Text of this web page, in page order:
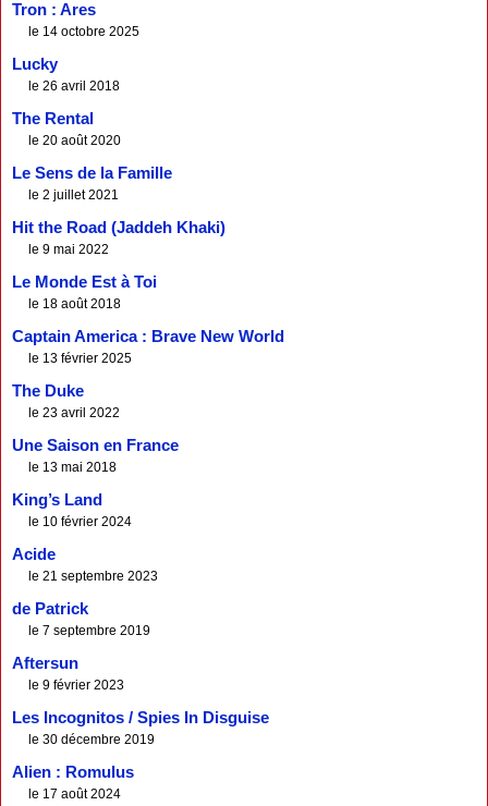
Tron : Ares
le 14 octobre 2025
Lucky
le 26 avril 2018
The Rental
le 20 août 2020
Le Sens de la Famille
le 2 juillet 2021
Hit the Road (Jaddeh Khaki)
le 9 mai 2022
Le Monde Est à Toi
le 18 août 2018
Captain America : Brave New World
le 13 février 2025
The Duke
le 23 avril 2022
Une Saison en France
le 13 mai 2018
King’s Land
le 10 février 2024
Acide
le 21 septembre 2023
de Patrick
le 7 septembre 2019
Aftersun
le 9 février 2023
Les Incognitos / Spies In Disguise
le 30 décembre 2019
Alien : Romulus
le 17 août 2024